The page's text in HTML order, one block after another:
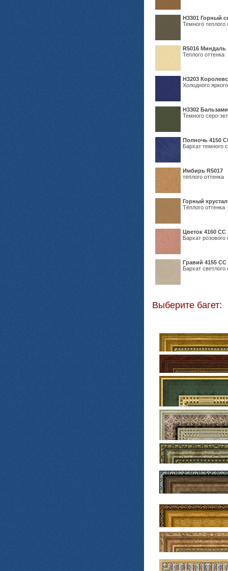
Н3301 Горный
Темного теплого
R5016 Миндаль
Теплого оттенка
Н3203
Холодного
Н3302
Темного серо-
Полночь 4150
Бархат темного
Имбирь R5017
тёплого оттенка
Горный
Тёплого оттенка
Цветок 4160 СС
Бархат розового
Гравий 4155 СС
Бархат светлого
Выберите багет: